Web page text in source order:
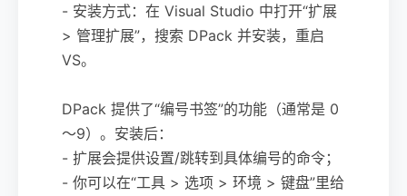
- 安装方式：在 Visual Studio 中打开“扩展
> 管理扩展”，搜索 DPack 并安装，重启
VS。
DPack 提供了“编号书签”的功能（通常是 0
～9）。安装后：
- 扩展会提供设置/跳转到具体编号的命令；
- 你可以在“工具 > 选项 > 环境 > 键盘”里给